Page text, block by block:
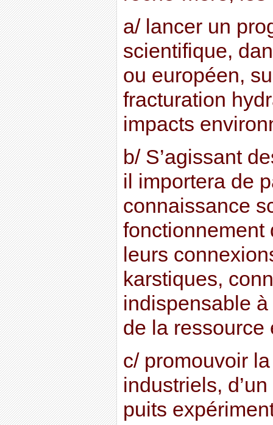
a/ lancer un
scientifique,
ou européen,
fracturation
impacts
b/ S’agissant
il importera de
connaissance
fonctionnement
leurs
karstiques,
indispensable
de la ressource
c/ promouvoir
industriels,
puits